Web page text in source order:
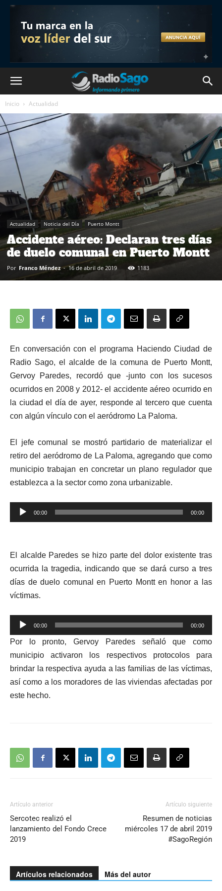
Inicio Actualidad
Actualidad Noticia del Día Puerto Montt
Accidente aéreo: Declaran tres días
de duelo comunal en Puerto Montt
Por Franco Méndez - 16 de abril de 2019 1183
En conversación con el programa Haciendo Ciudad de
Radio Sago, el alcalde de la comuna de Puerto Montt,
Gervoy Paredes, recordó que -junto con los sucesos
ocurridos en 2008 y 2012- el accidente aéreo ocurrido en
la ciudad el día de ayer, responde al tercero que cuenta
con algún vínculo con el aeródromo La Paloma.
El jefe comunal se mostró partidario de materializar el
retiro del aeródromo de La Paloma, agregando que como
municipio trabajan en concretar un plano regulador que
establezca a la sector como zona urbanizable.
Reproductor
de
00:00 00:00
El alcalde Paredes se hizo parte del dolor existente tras
ocurrida la tragedia, indicando que se dará curso a tres
días de duelo comunal en Puerto Montt en honor a las
víctimas.
Reproductor
de
audio
00:00 00:00
Por lo pronto, Gervoy Paredes señaló que como
municipio activaron los respectivos protocolos para
brindar la respectiva ayuda a las familias de las víctimas,
así como a los moradores de las viviendas afectadas por
este hecho.
Artículo anterior
Sercotec realizó el
lanzamiento del Fondo Crece
2019
Artículo siguiente
Resumen de noticias
miércoles 17 de abril 2019
#SagoRegión
Artículos relacionados Más del autor